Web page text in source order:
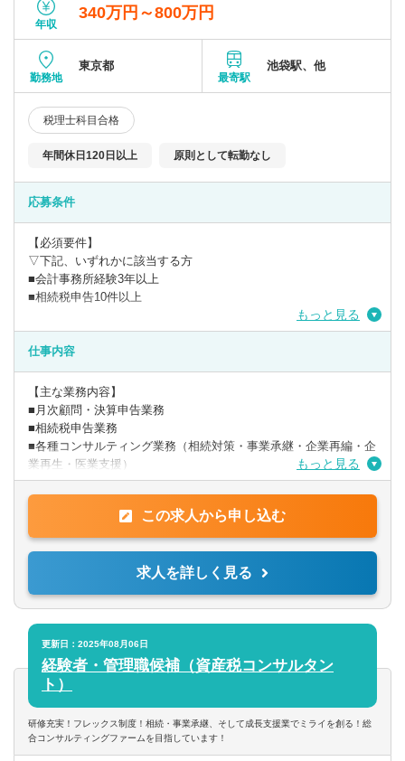
商品を創造し、お客様に提供しております。
〇クラウド型顧問対応やテレワークを取り入れ、時勢に合った働
き方が可能です。
年収
340万円～800万円
勤務地
東京都
最寄駅
池袋駅、他
税理士科目合格
年間休日120日以上 原則として転勤なし
応募条件
【必須要件】
▽下記、いずれかに該当する方
■会計事務所経験3年以上
■相続税申告10件以上
【歓迎要件】
■相続など資産税実務経験者の方
■有資格者の方（税理士・公認会計士）
■税理士試験科目2科目以上保持者の方
※時短勤務相談可能です！
もっと見る
仕事内容
【主な業務内容】
■月次顧問・決算申告業務
■相続税申告業務
■各種コンサルティング業務（相続対策・事業承継・企業再編・企
業再生・医業支援）
〇入社時の業務イメージとしては、相続案件6割、法人顧問業務4
割です。相続は月3件程度/顧問は担当10件程度です。自身の経験
に合わせて段階的に業務をお任せします。
※入社後のキャリアアップとして、資産税(事業承継/組織再編/相
続対策等)や中小企業成長支援（資金繰り改善経営アドバイ
ス/MAS監査/財務コンサル）などにも携わることも可能です。 自
身の考えと意欲を重要視した働き方を実現することが出来ます。
〇高付加価値の創造と提供を大切にしています。そのために、ま
ずはきめ細やかなヒアリングで問題点を見つけ、弁護士や司法書
士のチームで問題を解決することで高付加価値な商品を創造し、
お客様に提供しております。
〇クラウド型顧問対応やテレワークを取り入れ、時勢に合った働
き方が可能です。
もっと見る
この求人から申し込む
求人を詳しく見る
更新日：2025年08月06日
経験者・管理職候補（資産税コンサルタン
ト）
研修充実！フレックス制度！相続・事業承継、そして成長支援業でミライを創る！総
合コンサルティングファームを目指しています！